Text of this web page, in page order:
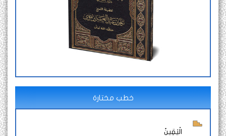
خطب مختارة
الْيَقِينُ